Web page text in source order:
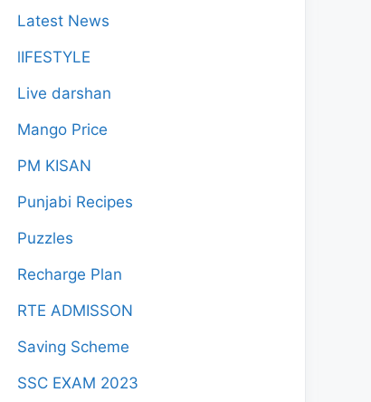
Latest News
lIFESTYLE
Live darshan
Mango Price
PM KISAN
Punjabi Recipes
Puzzles
Recharge Plan
RTE ADMISSON
Saving Scheme
SSC EXAM 2023